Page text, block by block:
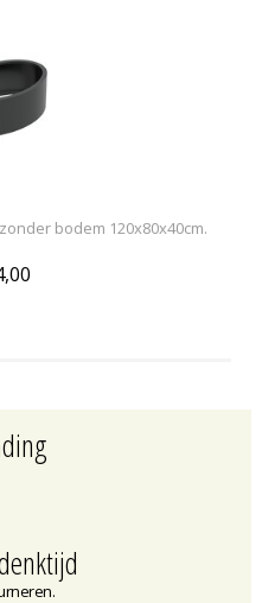
bodem 120x80x40cm.